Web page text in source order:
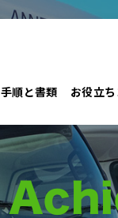
手順と書類 お役立